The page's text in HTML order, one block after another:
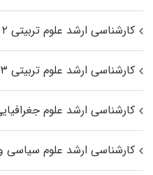
کارشناسی ارشد علوم تربیتی ۲
کارشناسی ارشد علوم تربیتی ۳
کارشناسی ارشد علوم
کارشناسی ارشد علوم سیاسی